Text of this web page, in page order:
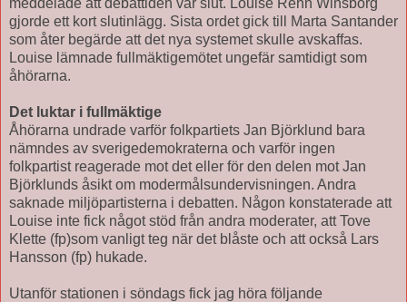
gjorde ett kort slutinlägg. Sista ordet gick till Marta Santander
som åter begärde att det nya systemet skulle avskaffas.
Louise lämnade fullmäktigemötet ungefär samtidigt som
åhörarna.
Det luktar i fullmäktige
Åhörarna undrade varför folkpartiets Jan Björklund bara
nämndes av sverigedemokraterna och varför ingen
folkpartist reagerade mot det eller för den delen mot Jan
Björklunds åsikt om modermålsundervisningen. Andra
saknade miljöpartisterna i debatten. Någon konstaterade att
Louise inte fick något stöd från andra moderater, att Tove
Klette (fp)som vanligt teg när det blåste och att också Lars
Hansson (fp) hukade.
Utanför stationen i söndags fick jag höra följande